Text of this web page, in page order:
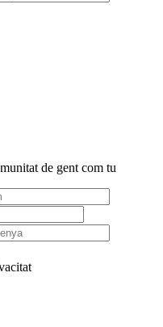
de gent com tu